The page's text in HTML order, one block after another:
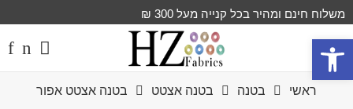
פתח סרגל נגישות
משלוח חינם ומהיר בכל קנייה מעל 300 ₪
ראשי בטנה בטנה אצטט בטנה אצטט אפור